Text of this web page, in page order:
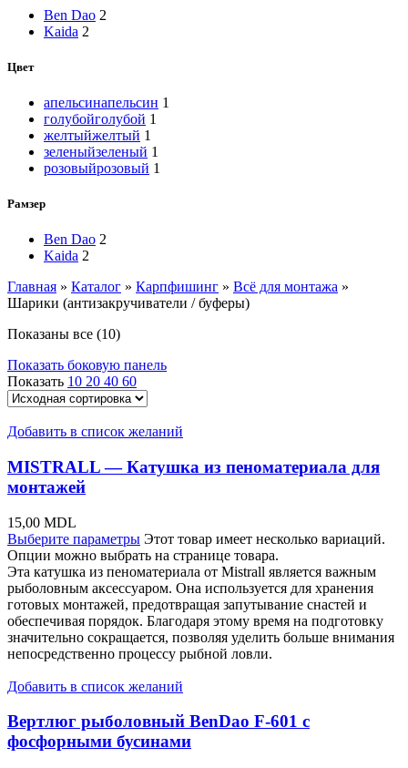
Ben Dao 2
Kaida 2
Цвет
апельсинапельсин 1
голубойголубой 1
желтыйжелтый 1
зеленыйзеленый 1
розовыйрозовый 1
Рамзер
Ben Dao 2
Kaida 2
Главная » Каталог » Карпфишинг » Всё для монтажа »
Шарики (антизакручиватели / буферы)
Показаны все (10)
Показать боковую панель
Показать 10 20 40 60
Добавить в список желаний
MISTRALL — Катушка из пеноматериала для
монтажей
15,00 MDL
Выберите параметры Этот товар имеет несколько вариаций.
Опции можно выбрать на странице товара.
Эта катушка из пеноматериала от Mistrall является важным
рыболовным аксессуаром. Она используется для хранения
готовых монтажей, предотвращая запутывание снастей и
обеспечивая порядок. Благодаря этому время на подготовку
значительно сокращается, позволяя уделить больше внимания
непосредственно процессу рыбной ловли.
Добавить в список желаний
Вертлюг рыболовный BenDao F-601 с
фосфорными бусинами